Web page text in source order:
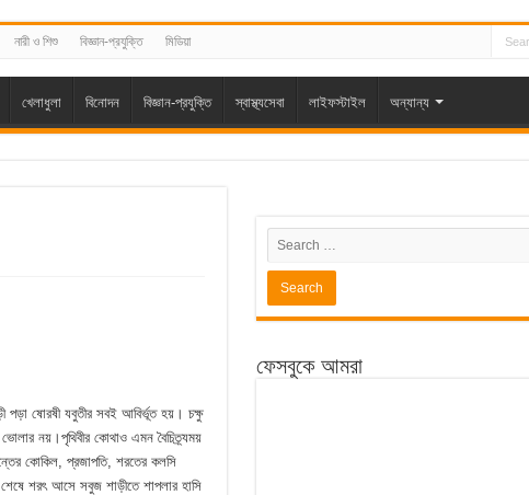
নারী ও শিশু বিজ্ঞান-প্রযুক্তি মিডিয়া
খেলাধুলা বিনোদন বিজ্ঞান-প্রযুক্তি স্বাস্থ্যসেবা লাইফস্টাইল অন্যান্য
পড়া ষোরষী যবুতীর সবই আবির্ভূত হয়। চক্ষু
নয়।পৃথিবীর কোথাও এমন বৈচিত্র্যময়
কোকিল, প্রজাপতি, শরতের কলসি
শেষে শরৎ আসে সবুজ শাড়ীতে শাপলার হাসি
ফেসবুকে আমরা